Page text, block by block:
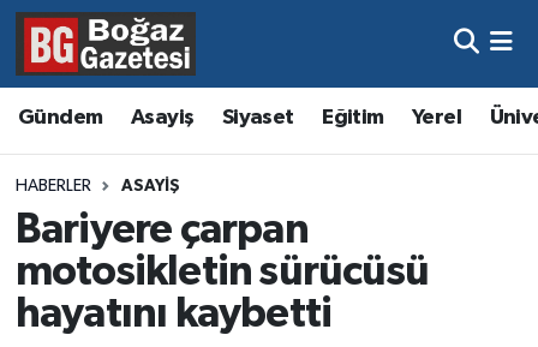
Gündem Asayiş Siyaset Eğitim Yerel
HABERLER ASAYIŞ
Bariyere çarpan
motosikletin sürücüsü
hayatını kaybetti
Asayiş
Eğitim
Ekonomi
Gündem
Kültür ve Sanat
Hava Durumu
Trafik Durumu
Süper Lig Puan Durumu ve Fikstür
Tüm Manşetler
Son Dakika Haberleri